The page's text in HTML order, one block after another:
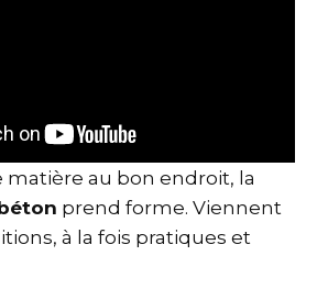
matière au bon endroit, la
prend forme. Viennent
à la fois pratiques et